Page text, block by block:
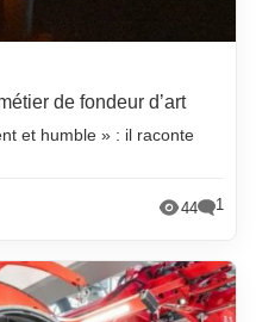
de fondeur d’art
et humble » : il raconte
44 1